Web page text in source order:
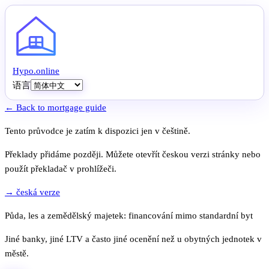
Hypo.online
语言
← Back to mortgage guide
Tento průvodce je zatím k dispozici jen v češtině.
Překlady přidáme později. Můžete otevřít českou verzi stránky nebo
použít překladač v prohlížeči.
→ česká verze
Půda, les a zemědělský majetek: financování mimo standardní byt
Jiné banky, jiné LTV a často jiné ocenění než u obytných jednotek v
městě.